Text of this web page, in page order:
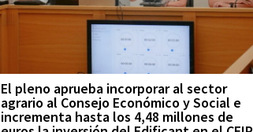
El pleno aprueba incorporar al sector
agrario al Consejo Económico y Social e
incrementa hasta los 4,48 millones de